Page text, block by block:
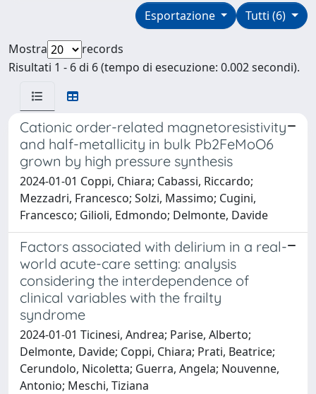
Tutti (6)
Esportazione
Mostra
records
Risultati 1 - 6 di 6 (tempo di esecuzione: 0.002 secondi).
Cationic order-related magnetoresistivity
and half-metallicity in bulk Pb2FeMoO6
grown by high pressure synthesis
2024-01-01 Coppi, Chiara; Cabassi, Riccardo;
Mezzadri, Francesco; Solzi, Massimo; Cugini,
Francesco; Gilioli, Edmondo; Delmonte, Davide
Factors associated with delirium in a real-
world acute-care setting: analysis
considering the interdependence of
clinical variables with the frailty
syndrome
2024-01-01 Ticinesi, Andrea; Parise, Alberto;
Delmonte, Davide; Coppi, Chiara; Prati, Beatrice;
Cerundolo, Nicoletta; Guerra, Angela; Nouvenne,
Antonio; Meschi, Tiziana